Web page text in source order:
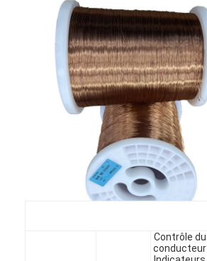
À la maison
Spectacle de réalité virtuelle
Contrôle du
conducteur